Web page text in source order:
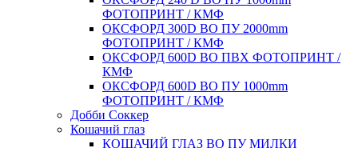
ФОТОПРИНТ / КМФ
ОКСФОРД 300D ВО ПУ 2000mm
ФОТОПРИНТ / КМФ
ОКСФОРД 600D ВО ПВХ ФОТОПРИНТ /
КМФ
ОКСФОРД 600D ВО ПУ 1000mm
ФОТОПРИНТ / КМФ
Добби Соккер
Кошачий глаз
КОШАЧИЙ ГЛАЗ ВО ПУ МИЛКИ